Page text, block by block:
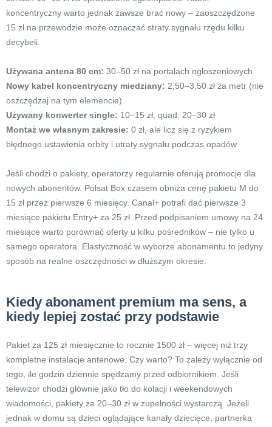
koncentryczny warto jednak zawsze brać nowy – zaoszczędzone
15 zł na przewodzie może oznaczać straty sygnału rzędu kilku
decybeli.
Używana antena 80 cm: 30–50 zł na portalach ogłoszeniowych
Nowy kabel koncentryczny miedziany: 2,50–3,50 zł za metr (nie
oszczędzaj na tym elemencie)
Używany konwerter single: 10–15 zł, quad: 20–30 zł
Montaż we własnym zakresie: 0 zł, ale licz się z ryzykiem
błędnego ustawienia orbity i utraty sygnału podczas opadów
Jeśli chodzi o pakiety, operatorzy regularnie oferują promocje dla
nowych abonentów. Polsat Box czasem obniża cenę pakietu M do
15 zł przez pierwsze 6 miesięcy. Canal+ potrafi dać pierwsze 3
miesiące pakietu Entry+ za 25 zł. Przed podpisaniem umowy na 24
miesiące warto porównać oferty u kilku pośredników – nie tylko u
samego operatora. Elastyczność w wyborze abonamentu to jedyny
sposób na realne oszczędności w dłuższym okresie.
Kiedy abonament premium ma sens, a
kiedy lepiej zostać przy podstawie
Pakiet za 125 zł miesięcznie to rocznie 1500 zł – więcej niż trzy
kompletne instalacje antenowe. Czy warto? To zależy wyłącznie od
tego, ile godzin dziennie spędzamy przed odbiornikiem. Jeśli
telewizor chodzi głównie jako tło do kolacji i weekendowych
wiadomości, pakiety za 20–30 zł w zupełności wystarczą. Jeżeli
jednak w domu są dzieci oglądające kanały dziecięce, partnerka